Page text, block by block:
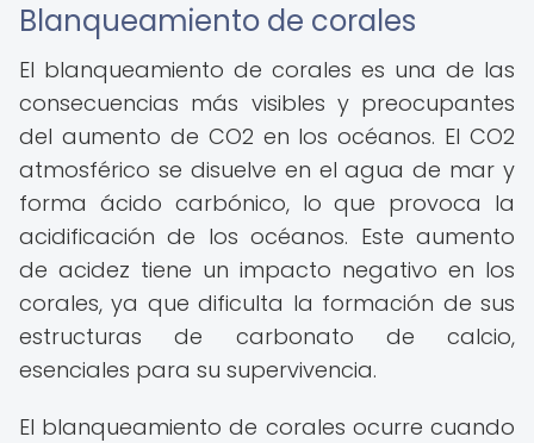
Blanqueamiento de corales
El blanqueamiento de corales es una de las
consecuencias más visibles y preocupantes
del aumento de CO2 en los océanos. El CO2
atmosférico se disuelve en el agua de mar y
forma ácido carbónico, lo que provoca la
acidificación de los océanos. Este aumento
de acidez tiene un impacto negativo en los
corales, ya que dificulta la formación de sus
estructuras de carbonato de calcio,
esenciales para su supervivencia.
El blanqueamiento de corales ocurre cuando